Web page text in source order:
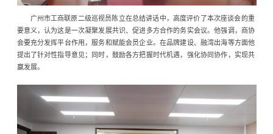
广州市工商联原二级巡视员陈立在总结讲话中，高度评价了本次座谈会的重
要意义，认为这是一次凝聚发展共识、促进多方合作的务实会议。他强调，商协
会要充分发挥平台作用，服务和赋能会员企业。在品牌建设、融湾出海等方面他
提出了针对性指导意见；同时，鼓励各方把握时代机遇，强化协同协作，实现共
赢发展。